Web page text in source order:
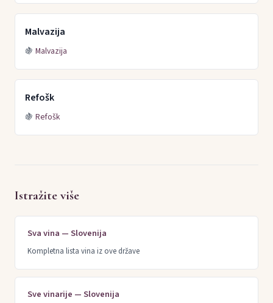
Malvazija
🍇 Malvazija
Refošk
🍇 Refošk
Istražite više
Sva vina — Slovenija
Kompletna lista vina iz ove države
Sve vinarije — Slovenija